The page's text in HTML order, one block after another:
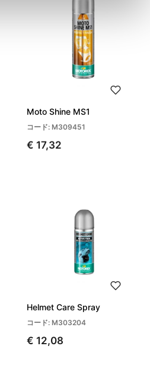
Moto Shine MS1
コード: M309451
€ 17,32
Helmet Care Spray
コード: M303204
€ 12,08